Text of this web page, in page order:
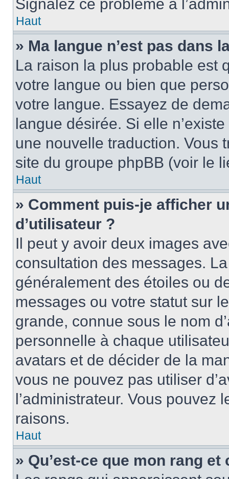
Signalez ce problème à
Haut
» Ma langue n’est pas dans
La raison la plus probable est
votre langue ou bien que
votre langue. Essayez de
langue désirée. Si elle
une nouvelle traduction. Vous
site du groupe phpBB (voir le
Haut
» Comment puis-je afficher
d’utilisateur ?
Il peut y avoir deux images
consultation des messages.
généralement des étoiles ou
messages ou votre statut sur
grande, connue sous le nom
personnelle à chaque
avatars et de décider de la
vous ne pouvez pas utiliser
l’administrateur. Vous pouvez
raisons.
Haut
» Qu’est-ce que mon rang